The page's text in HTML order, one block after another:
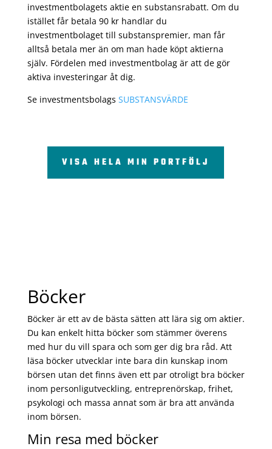
investmentbolagets aktie en substansrabatt. Om du
istället får betala 90 kr handlar du
investmentbolaget till substanspremier, man får
alltså betala mer än om man hade köpt aktierna
själv. Fördelen med investmentbolag är att de gör
aktiva investeringar åt dig.
Se investmentsbolags SUBSTANSVÄRDE
VISA HELA MIN PORTFÖLJ
Böcker
Böcker är ett av de bästa sätten att lära sig om aktier.
Du kan enkelt hitta böcker som stämmer överens
med hur du vill spara och som ger dig bra råd. Att
läsa böcker utvecklar inte bara din kunskap inom
börsen utan det finns även ett par otroligt bra böcker
inom personligutveckling, entreprenörskap, frihet,
psykologi och massa annat som är bra att använda
inom börsen.
Min resa med böcker